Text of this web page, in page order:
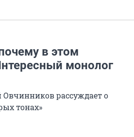
в этом
монолог
рассуждает о
тонах»